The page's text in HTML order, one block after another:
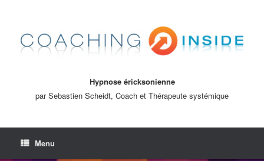
Hypnose éricksonienne
par Sebastien Scheidt, Coach et Thérapeute systémique
Menu